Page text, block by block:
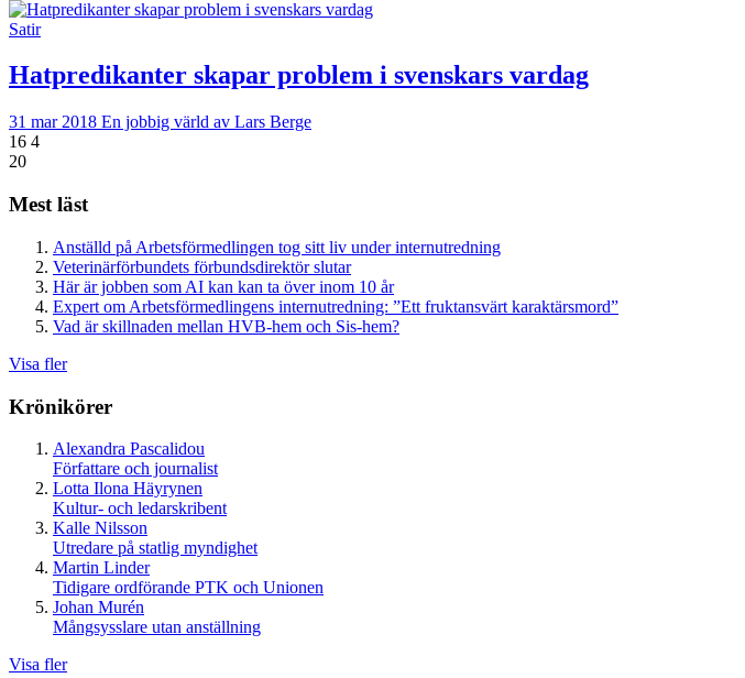
Satir
Hatpredikanter skapar problem i svenskars vardag
31 mar 2018 En jobbig värld av Lars Berge
16 4
20
Mest läst
Anställd på Arbetsförmedlingen tog sitt liv under internutredning
Veterinärförbundets förbundsdirektör slutar
Här är jobben som AI kan kan ta över inom 10 år
Expert om Arbetsförmedlingens internutredning: ”Ett fruktansvärt karaktärsmord”
Vad är skillnaden mellan HVB-hem och Sis-hem?
Visa fler
Krönikörer
Alexandra Pascalidou
Författare och journalist
Lotta Ilona Häyrynen
Kultur- och ledarskribent
Kalle Nilsson
Utredare på statlig myndighet
Martin Linder
Tidigare ordförande PTK och Unionen
Johan Murén
Mångsysslare utan anställning
Visa fler